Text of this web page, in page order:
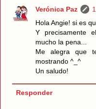
Verónica Paz
Hola Angie! si es
Y precisamente
mucho la pena...
Me alegra que
mostrando ^_^
Un saludo!
Responder